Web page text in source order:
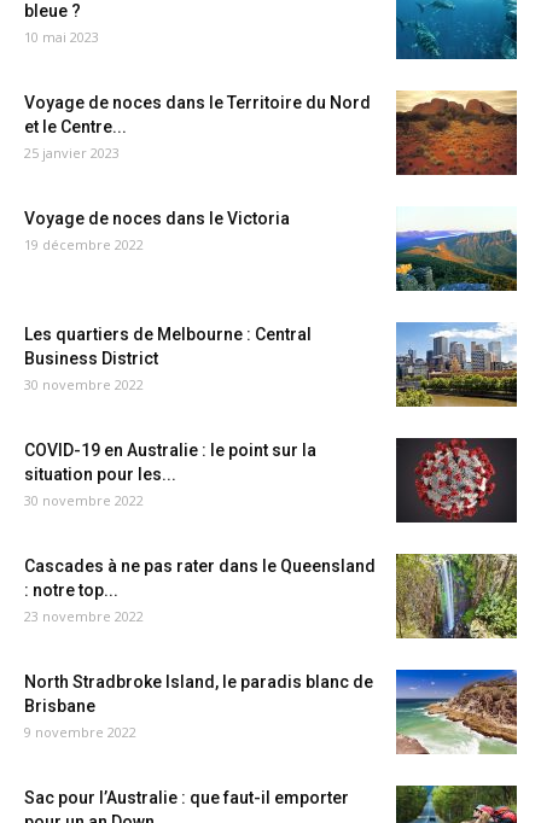
bleue ?
10 mai 2023
Voyage de noces dans le Territoire du Nord
et le Centre...
25 janvier 2023
Voyage de noces dans le Victoria
19 décembre 2022
Les quartiers de Melbourne : Central
Business District
30 novembre 2022
COVID-19 en Australie : le point sur la
situation pour les...
30 novembre 2022
Cascades à ne pas rater dans le Queensland
: notre top...
23 novembre 2022
North Stradbroke Island, le paradis blanc de
Brisbane
9 novembre 2022
Sac pour l’Australie : que faut-il emporter